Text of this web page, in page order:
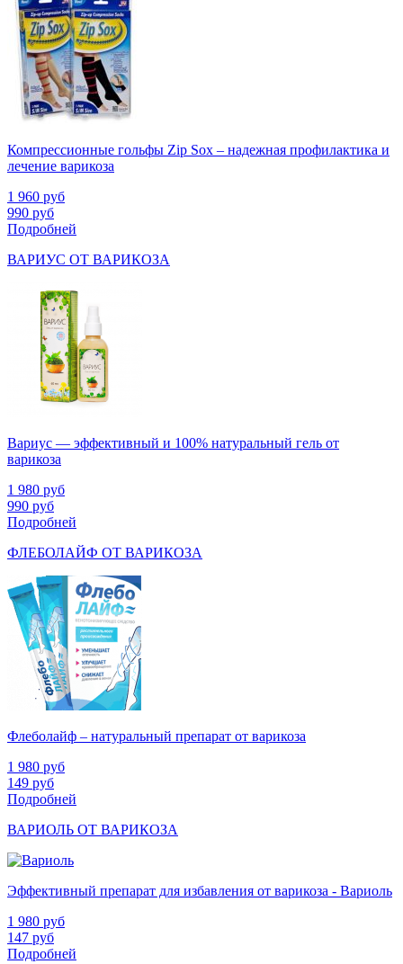
Компрессионные гольфы Zip Sox – надежная профилактика и
лечение варикоза
1 960 руб
990 руб
Подробней
ВАРИУС ОТ ВАРИКОЗА
Вариус — эффективный и 100% натуральный гель от
варикоза
1 980 руб
990 руб
Подробней
ФЛЕБОЛАЙФ ОТ ВАРИКОЗА
Флеболайф – натуральный препарат от варикоза
1 980 руб
149 руб
Подробней
ВАРИОЛЬ ОТ ВАРИКОЗА
Эффективный препарат для избавления от варикоза - Вариоль
1 980 руб
147 руб
Подробней